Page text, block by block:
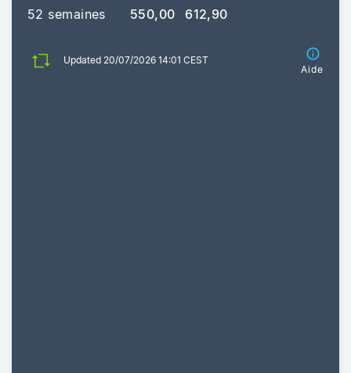
52 semaines 550,00 612,90
Updated 20/07/2026 14:01 CEST
Aide